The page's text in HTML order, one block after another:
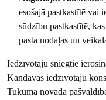
esošajā pastkastītē vai
sūdzību pastkastītē,
pasta nodaļas un
Iedzīvotāju sniegtie
Kandavas iedzīvotāju
Tukuma novada